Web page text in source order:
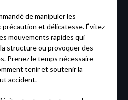
de manipuler les
précaution et délicatesse. Évitez
mouvements rapides qui
structure ou provoquer des
Prenez le temps nécessaire
tenir et soutenir la
accident.